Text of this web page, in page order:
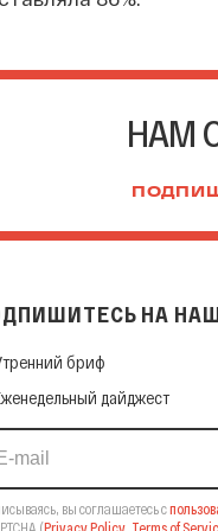
НАМ
НА
на нашу Email-
бриф
дайджест
вы соглашаетесь с